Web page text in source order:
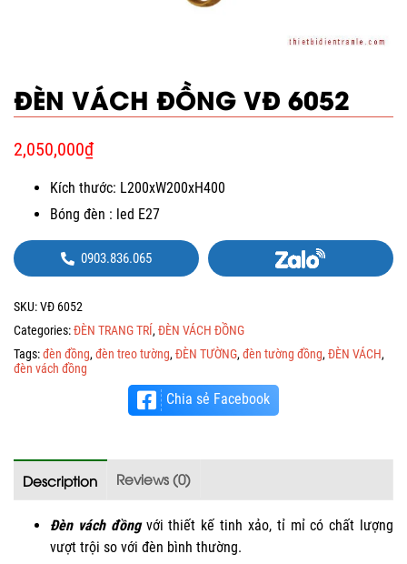
ĐÈN VÁCH ĐỒNG VĐ 6052
2,050,000₫
Kích thước: L200xW200xH400
Bóng đèn : led E27
0903.836.065
SKU:VĐ 6052
Categories:ĐÈN TRANG TRÍ, ĐÈN VÁCH ĐỒNG
Tags:đèn đồng, đèn treo tường, ĐÈN TƯỜNG, đèn tường đồng, ĐÈN VÁCH,
đèn vách đồng
Chia sẻ Facebook
Description Reviews (0)
Đèn vách đồngvới thiết kế tinh xảo, tỉ mỉ có chất lượng
vượt trội so với đèn bình thường.